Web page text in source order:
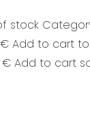
stock
€ Add to cart
€ Add to cart